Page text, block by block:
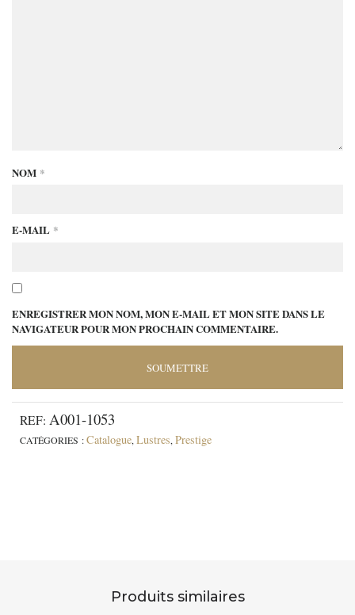
NOM *
E-MAIL *
ENREGISTRER MON NOM, MON E-MAIL ET MON SITE DANS LE
NAVIGATEUR POUR MON PROCHAIN COMMENTAIRE.
REF: A001-1053
CATÉGORIES :Catalogue,Lustres,Prestige
Produits similaires